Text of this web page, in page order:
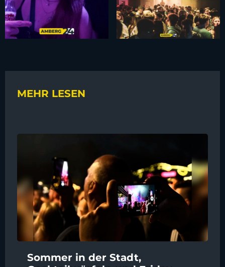
MEHR LESEN
Sommer in der Stadt,